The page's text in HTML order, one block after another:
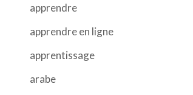
apprendre
apprendre en ligne
apprentissage
arabe